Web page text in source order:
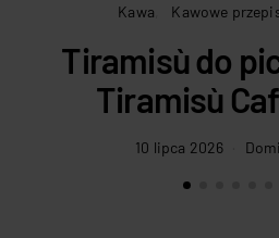
Kawa Kawowe
Tiramisù do
Tiramisù
10 lipca 2026